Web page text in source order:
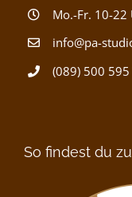
Mo.-Fr. 10-
info@pa-
(089) 500
So findest du